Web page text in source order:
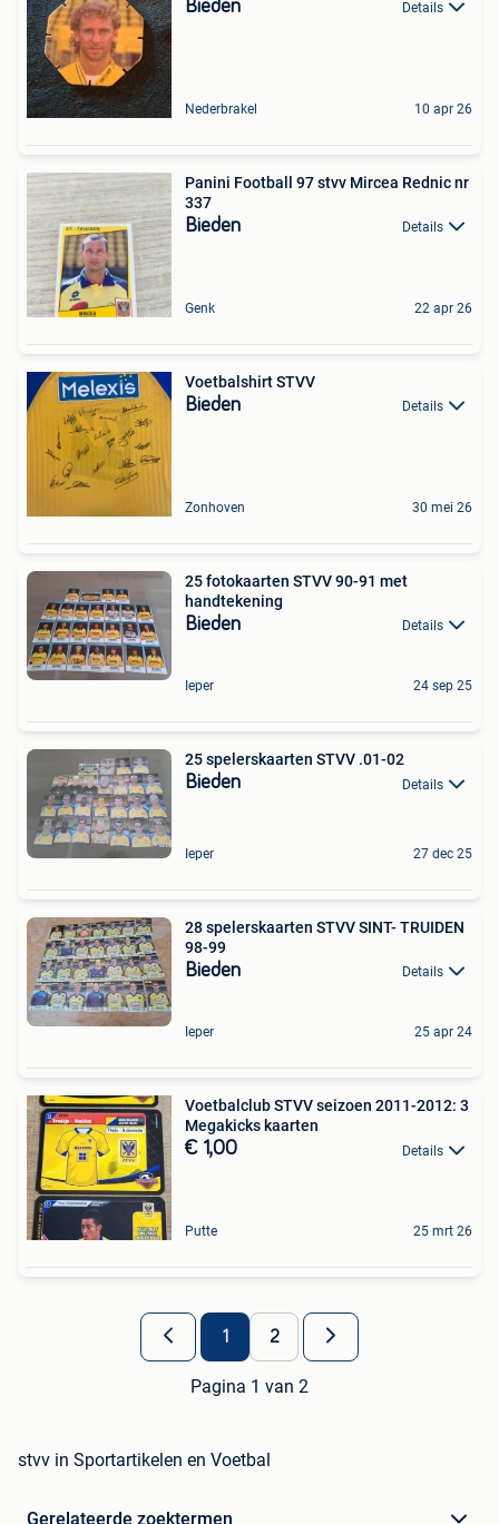
Bieden Details
Nederbrakel 10 apr 26
Panini Football 97 stvv Mircea Rednic nr
337
Bieden Details
Genk 22 apr 26
Voetbalshirt STVV
Bieden Details
Zonhoven 30 mei 26
25 fotokaarten STVV 90-91 met
handtekening
Bieden Details
Ieper 24 sep 25
25 spelerskaarten STVV .01-02
Bieden Details
Ieper 27 dec 25
28 spelerskaarten STVV SINT- TRUIDEN
98-99
Bieden Details
Ieper 25 apr 24
Voetbalclub STVV seizoen 2011-2012: 3
Megakicks kaarten
€ 1,00 Details
Putte 25 mrt 26
1 2
Pagina 1 van 2
stvv in Sportartikelen en Voetbal
Gerelateerde zoektermen